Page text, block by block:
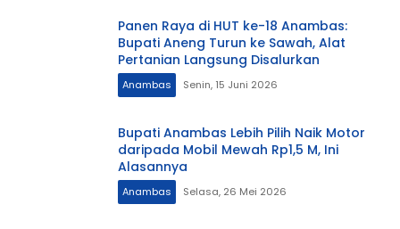
Panen Raya di HUT ke-18 Anambas:
Bupati Aneng Turun ke Sawah, Alat
Pertanian Langsung Disalurkan
Anambas Senin, 15 Juni 2026
Bupati Anambas Lebih Pilih Naik Motor
daripada Mobil Mewah Rp1,5 M, Ini
Alasannya
Anambas Selasa, 26 Mei 2026